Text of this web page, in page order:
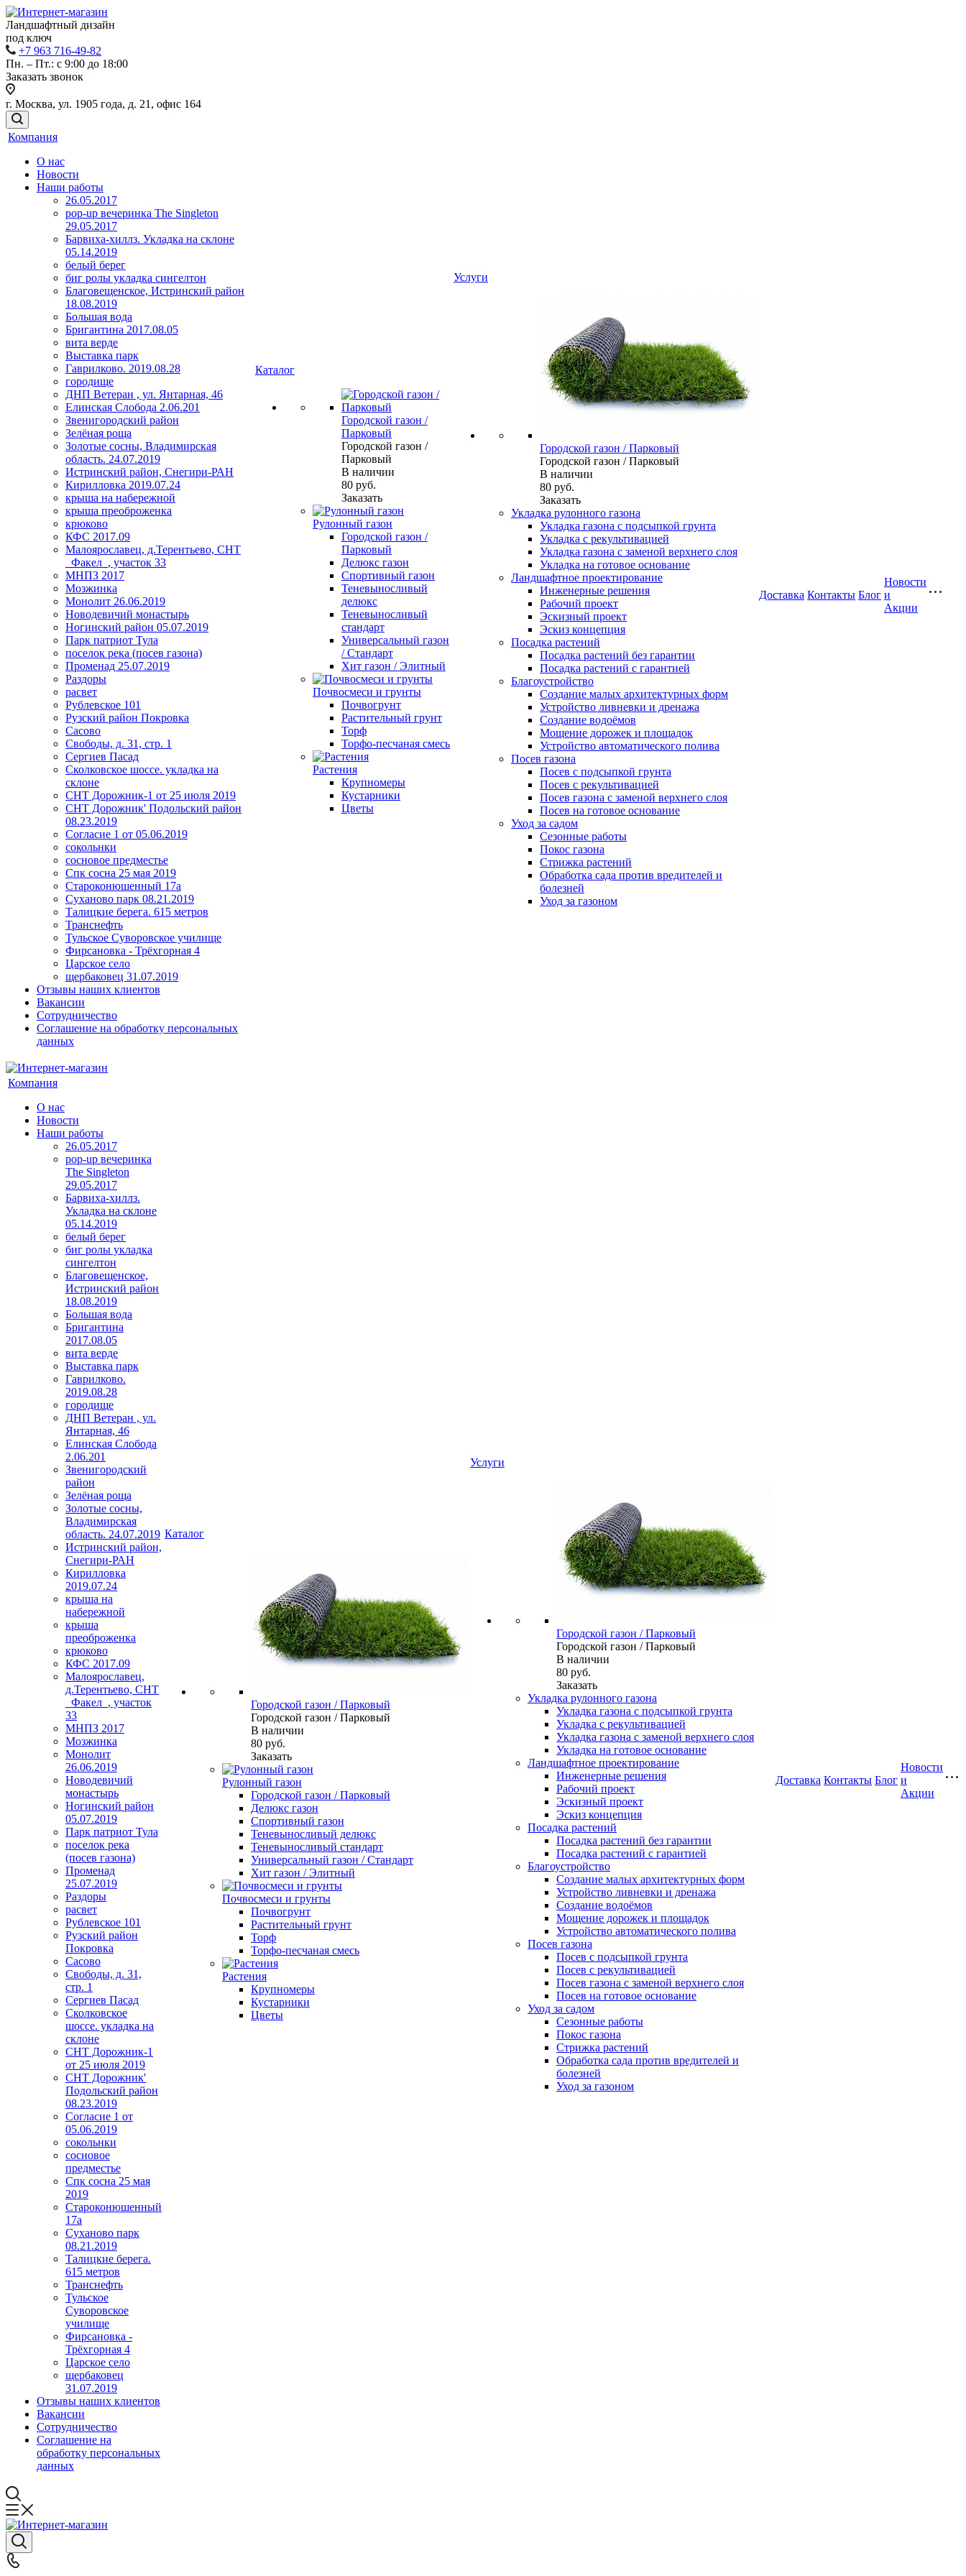
Ландшафтный дизайн
под ключ
+7 963 716-49-82
Пн. – Пт.: с 9:00 до 18:00
Заказать звонок
г. Москва, ул. 1905 года, д. 21, офис 164
Компания
О нас
Новости
Наши работы
26.05.2017
pop-up вечеринка The Singleton
29.05.2017
Барвиха-хиллз. Укладка на склоне
05.14.2019
белый берег
биг ролы укладка сингелтон
Благовещенское, Истринский район
18.08.2019
Большая вода
Бригантина 2017.08.05
вита верде
Выставка парк
Гаврилково. 2019.08.28
городище
ДНП Ветеран , ул. Янтарная, 46
Елинская Слобода 2.06.201
Звенигородский район
Зелёная роща
Золотые сосны, Владимирская
область. 24.07.2019
Истринский район, Снегири-РАН
Кирилловка 2019.07.24
крыша на набережной
крыша преоброженка
крюково
КФС 2017.09
Малоярославец, д.Терентьево, СНТ
_Факел_, участок 33
МНПЗ 2017
Мозжинка
Монолит 26.06.2019
Новодевичий монастырь
Ногинский район 05.07.2019
Парк патриот Тула
поселок река (посев газона)
Променад 25.07.2019
Раздоры
расвет
Рублевское 101
Рузский район Покровка
Сасово
Свободы, д. 31, стр. 1
Сергиев Пасад
Сколковское шоссе. укладка на
склоне
СНТ Дорожник-1 от 25 июля 2019
СНТ Дорожник' Подольский район
08.23.2019
Согласие 1 от 05.06.2019
сокольнки
сосновое предместье
Спк сосна 25 мая 2019
Староконюшенный 17а
Суханово парк 08.21.2019
Талицкие берега. 615 метров
Транснефть
Тульское Суворовское училище
Фирсановка - Трёхгорная 4
Царское село
щербаковец 31.07.2019
Отзывы наших клиентов
Вакансии
Сотрудничество
Соглашение на обработку персональных
данных
Каталог
Городской газон /
Парковый
Городской газон /
Парковый
В наличии
80 руб.
Заказать
Рулонный газон
Городской газон /
Парковый
Делюкс газон
Спортивный газон
Теневыносливый
делюкс
Теневыносливый
стандарт
Универсальный газон
/ Стандарт
Хит газон / Элитный
Почвосмеси и грунты
Почвогрунт
Растительный грунт
Торф
Торфо-песчаная смесь
Растения
Крупномеры
Кустарники
Цветы
Услуги
Городской газон / Парковый
Городской газон / Парковый
В наличии
80 руб.
Заказать
Укладка рулонного газона
Укладка газона с подсыпкой грунта
Укладка с рекультивацией
Укладка газона с заменой верхнего слоя
Укладка на готовое основание
Ландшафтное проектирование
Инженерные решения
Рабочий проект
Эскизный проект
Эскиз концепция
Посадка растений
Посадка растений без гарантии
Посадка растений с гарантией
Благоустройство
Создание малых архитектурных форм
Устройство ливневки и дренажа
Создание водоёмов
Мощение дорожек и площадок
Устройство автоматического полива
Посев газона
Посев с подсыпкой грунта
Посев с рекультивацией
Посев газона с заменой верхнего слоя
Посев на готовое основание
Уход за садом
Сезонные работы
Покос газона
Стрижка растений
Обработка сада против вредителей и
болезней
Уход за газоном
Доставка Контакты Блог
Новости
и
Акции
Компания
О нас
Новости
Наши работы
26.05.2017
pop-up вечеринка
The Singleton
29.05.2017
Барвиха-хиллз.
Укладка на склоне
05.14.2019
белый берег
биг ролы укладка
сингелтон
Благовещенское,
Истринский район
18.08.2019
Большая вода
Бригантина
2017.08.05
вита верде
Выставка парк
Гаврилково.
2019.08.28
городище
ДНП Ветеран , ул.
Янтарная, 46
Елинская Слобода
2.06.201
Звенигородский
район
Зелёная роща
Золотые сосны,
Владимирская
область. 24.07.2019
Истринский район,
Снегири-РАН
Кирилловка
2019.07.24
крыша на
набережной
крыша
преоброженка
крюково
КФС 2017.09
Малоярославец,
д.Терентьево, СНТ
_Факел_, участок
33
МНПЗ 2017
Мозжинка
Монолит
26.06.2019
Новодевичий
монастырь
Ногинский район
05.07.2019
Парк патриот Тула
поселок река
(посев газона)
Променад
25.07.2019
Раздоры
расвет
Рублевское 101
Рузский район
Покровка
Сасово
Свободы, д. 31,
стр. 1
Сергиев Пасад
Сколковское
шоссе. укладка на
склоне
СНТ Дорожник-1
от 25 июля 2019
СНТ Дорожник'
Подольский район
08.23.2019
Согласие 1 от
05.06.2019
сокольнки
сосновое
предместье
Спк сосна 25 мая
2019
Староконюшенный
17а
Суханово парк
08.21.2019
Талицкие берега.
615 метров
Транснефть
Тульское
Суворовское
училище
Фирсановка -
Трёхгорная 4
Царское село
щербаковец
31.07.2019
Отзывы наших клиентов
Вакансии
Сотрудничество
Соглашение на
обработку персональных
данных
Каталог
Городской газон / Парковый
Городской газон / Парковый
В наличии
80 руб.
Заказать
Рулонный газон
Городской газон / Парковый
Делюкс газон
Спортивный газон
Теневыносливый делюкс
Теневыносливый стандарт
Универсальный газон / Стандарт
Хит газон / Элитный
Почвосмеси и грунты
Почвогрунт
Растительный грунт
Торф
Торфо-песчаная смесь
Растения
Крупномеры
Кустарники
Цветы
Услуги
Городской газон / Парковый
Городской газон / Парковый
В наличии
80 руб.
Заказать
Укладка рулонного газона
Укладка газона с подсыпкой грунта
Укладка с рекультивацией
Укладка газона с заменой верхнего слоя
Укладка на готовое основание
Ландшафтное проектирование
Инженерные решения
Рабочий проект
Эскизный проект
Эскиз концепция
Посадка растений
Посадка растений без гарантии
Посадка растений с гарантией
Благоустройство
Создание малых архитектурных форм
Устройство ливневки и дренажа
Создание водоёмов
Мощение дорожек и площадок
Устройство автоматического полива
Посев газона
Посев с подсыпкой грунта
Посев с рекультивацией
Посев газона с заменой верхнего слоя
Посев на готовое основание
Уход за садом
Сезонные работы
Покос газона
Стрижка растений
Обработка сада против вредителей и
болезней
Уход за газоном
Доставка Контакты Блог
Новости
и
Акции